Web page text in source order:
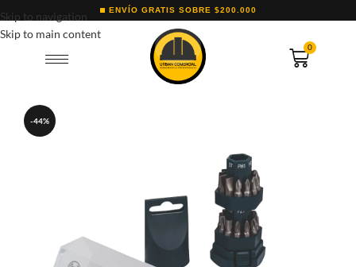
Skip to navigation
Skip to main content
ENVÍO GRATIS SOBRE $200.000
0
-44%